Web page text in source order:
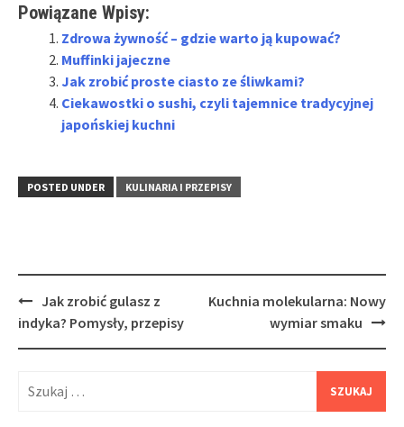
Powiązane Wpisy:
Zdrowa żywność – gdzie warto ją kupować?
Muffinki jajeczne
Jak zrobić proste ciasto ze śliwkami?
Ciekawostki o sushi, czyli tajemnice tradycyjnej
japońskiej kuchni
POSTED UNDER KULINARIA I PRZEPISY
Post
navigation
Jak zrobić gulasz z
indyka? Pomysły, przepisy
Kuchnia molekularna: Nowy
wymiar smaku